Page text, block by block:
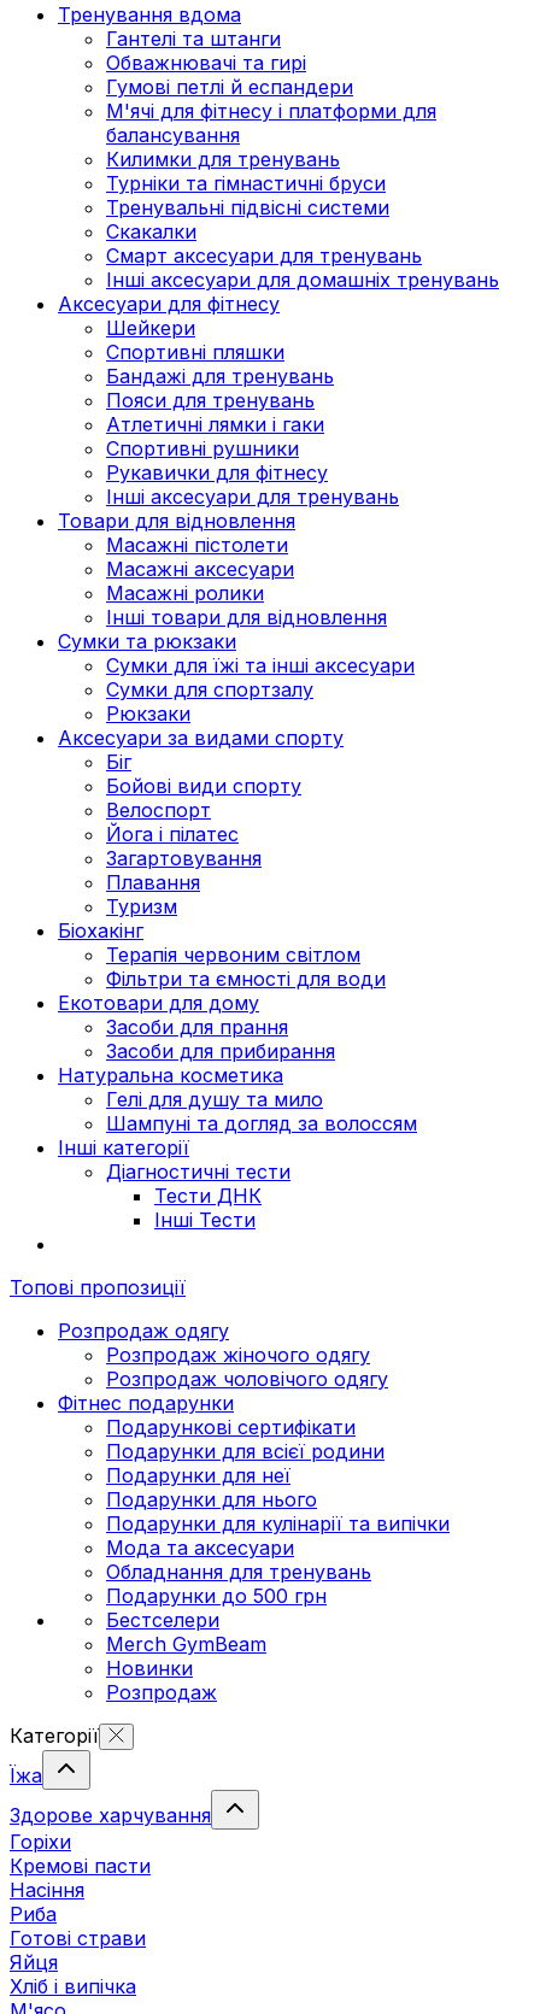
Тренування вдома
Гантелі та штанги
Обважнювачі та гирі
Гумові петлі й еспандери
М'ячі для фітнесу і платформи для
балансування
Килимки для тренувань
Турніки та гімнастичні бруси
Тренувальні підвісні системи
Скакалки
Смарт аксесуари для тренувань
Інші аксесуари для домашніх тренувань
Аксесуари для фітнесу
Шейкери
Спортивні пляшки
Бандажі для тренувань
Пояси для тренувань
Атлетичні лямки і гаки
Спортивні рушники
Рукавички для фітнесу
Інші аксесуари для тренувань
Товари для відновлення
Масажні пістолети
Масажні аксесуари
Масажні ролики
Інші товари для відновлення
Сумки та рюкзаки
Сумки для їжі та інші аксесуари
Сумки для спортзалу
Рюкзаки
Аксесуари за видами спорту
Біг
Бойові види спорту
Велоспорт
Йога і пілатес
Загартовування
Плавання
Туризм
Біохакінг
Терапія червоним світлом
Фільтри та ємності для води
Екотовари для дому
Засоби для прання
Засоби для прибирання
Натуральна косметика
Гелі для душу та мило
Шампуні та догляд за волоссям
Інші категорії
Діагностичні тести
Тести ДНК
Інші Тести
Топові пропозиції
Розпродаж одягу
Розпродаж жіночого одягу
Розпродаж чоловічого одягу
Фітнес подарунки
Подарункові сертифікати
Подарунки для всієї родини
Подарунки для неї
Подарунки для нього
Подарунки для кулінарії та випічки
Мода та аксесуари
Обладнання для тренувань
Подарунки до 500 грн
Бестселери
Merch GymBeam
Новинки
Розпродаж
Категорії
Їжа
Здорове харчування
Горіхи
Кремові пасти
Насіння
Риба
Готові страви
Яйця
Хліб і випічка